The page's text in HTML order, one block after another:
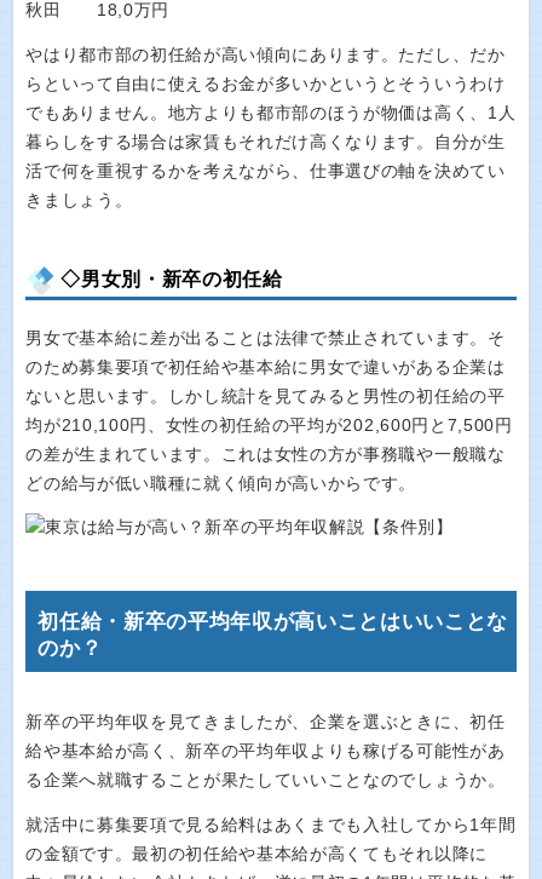
秋田 18,0万円
やはり都市部の初任給が高い傾向にあります。ただし、だか
らといって自由に使えるお金が多いかというとそういうわけ
でもありません。地方よりも都市部のほうが物価は高く、1人
暮らしをする場合は家賃もそれだけ高くなります。自分が生
活で何を重視するかを考えながら、仕事選びの軸を決めてい
きましょう。
◇男女別・新卒の初任給
男女で基本給に差が出ることは法律で禁止されています。そ
のため募集要項で初任給や基本給に男女で違いがある企業は
ないと思います。しかし統計を見てみると男性の初任給の平
均が210,100円、女性の初任給の平均が202,600円と7,500円
の差が生まれています。これは女性の方が事務職や一般職な
どの給与が低い職種に就く傾向が高いからです。
初任給・新卒の平均年収が高いことはいいことな
のか？
新卒の平均年収を見てきましたが、企業を選ぶときに、初任
給や基本給が高く、新卒の平均年収よりも稼げる可能性があ
る企業へ就職することが果たしていいことなのでしょうか。
就活中に募集要項で見る給料はあくまでも入社してから1年間
の金額です。最初の初任給や基本給が高くてもそれ以降に